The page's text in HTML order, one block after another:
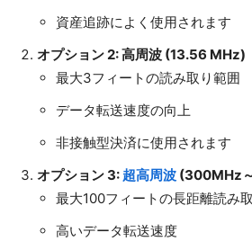
資産追跡によく使用されます
オプション 2: 高周波 (13.56 MHz)
最大3フィートの読み取り範囲
データ転送速度の向上
非接触型決済に使用されます
オプション 3: 超高周波 (300MHz
最大100フィートの長距離読み
高いデータ転送速度